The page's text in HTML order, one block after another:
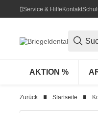
Service & HilfeKontakt
AKTION %
Zurück Startseite